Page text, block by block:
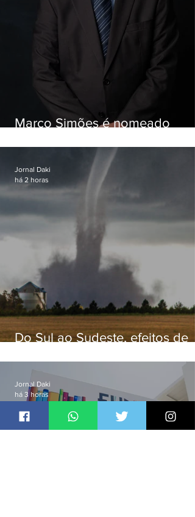
Marco Simões é nomeado
Do Sul ao Sudeste, efeitos de
apreensão na população
Jornal Daki
há 2 horas
Jornal Daki
há 3 horas